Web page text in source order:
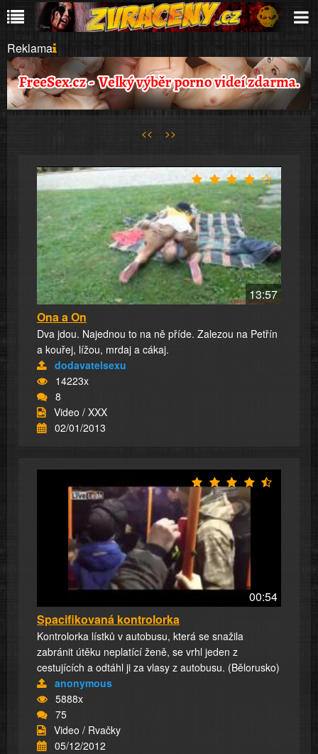
Reklama
<< >>
13:57
Ona a On
Dva jdou. Najednou to na ně příde. Zalezou na Petřín
a kouřej, lížou, mrdaj a cákaj.
dodavatelsexu
14223x
8
Video / XXX
02/01/2013
00:54
Spacifikovaná kontrolorka
Kontrolorka lístků v autobusu, která se snažila
zabránit útěku neplatící ženě, se vrhl jeden z
cestujících a odtáhl ji za vlasy z autobusu. (Bělorusko)
anonymous
5888x
75
Video / Rvačky
05/12/2012